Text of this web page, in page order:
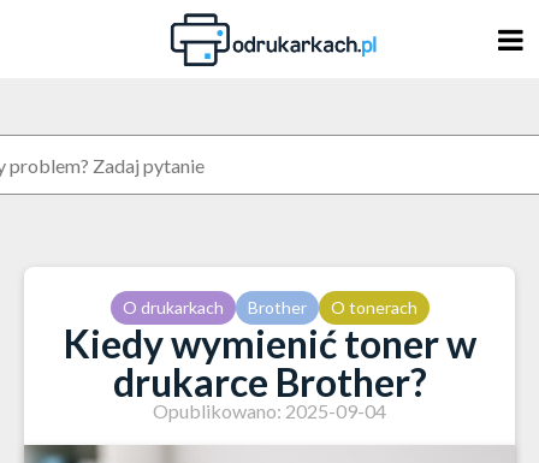
O drukarkach Brother O tonerach
Kiedy wymienić toner w
drukarce Brother?
Opublikowano: 2025-09-04